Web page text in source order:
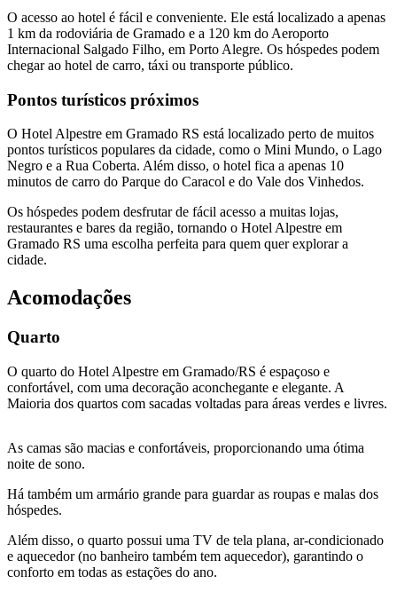
O acesso ao hotel é fácil e conveniente. Ele está localizado a apenas
1 km da rodoviária de Gramado e a 120 km do Aeroporto
Internacional Salgado Filho, em Porto Alegre. Os hóspedes podem
chegar ao hotel de carro, táxi ou transporte público.
Pontos turísticos próximos
O Hotel Alpestre em Gramado RS está localizado perto de muitos
pontos turísticos populares da cidade, como o Mini Mundo, o Lago
Negro e a Rua Coberta. Além disso, o hotel fica a apenas 10
minutos de carro do Parque do Caracol e do Vale dos Vinhedos.
Os hóspedes podem desfrutar de fácil acesso a muitas lojas,
restaurantes e bares da região, tornando o Hotel Alpestre em
Gramado RS uma escolha perfeita para quem quer explorar a
cidade.
Acomodações
Quarto
O quarto do Hotel Alpestre em Gramado/RS é espaçoso e
confortável, com uma decoração aconchegante e elegante. A
Maioria dos quartos com sacadas voltadas para áreas verdes e livres.
As camas são macias e confortáveis, proporcionando uma ótima
noite de sono.
Há também um armário grande para guardar as roupas e malas dos
hóspedes.
Além disso, o quarto possui uma TV de tela plana, ar-condicionado
e aquecedor (no banheiro também tem aquecedor), garantindo o
conforto em todas as estações do ano.